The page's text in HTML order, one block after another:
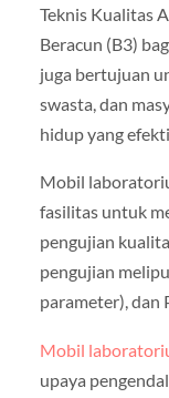
Teknis Kualitas
Beracun (B3)
juga bertujuan
swasta, dan
hidup yang
Mobil
fasilitas untuk
pengujian
pengujian
parameter), dan
Mobil
upaya